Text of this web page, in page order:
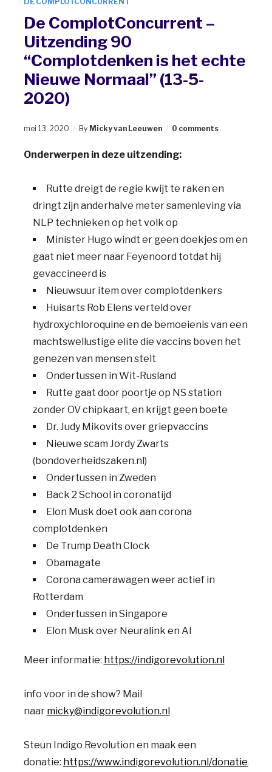
De ComplotConcurrent –
Uitzending 90
“Complotdenken is het echte
Nieuwe Normaal” (13-5-
2020)
mei 13, 2020 By Micky van Leeuwen 0 comments
Onderwerpen in deze uitzending:
Rutte dreigt de regie kwijt te raken en
dringt zijn anderhalve meter samenleving via
NLP technieken op het volk op
Minister Hugo windt er geen doekjes om en
gaat niet meer naar Feyenoord totdat hij
gevaccineerd is
Nieuwsuur item over complotdenkers
Huisarts Rob Elens verteld over
hydroxychloroquine en de bemoeienis van een
machtswellustige elite die vaccins boven het
genezen van mensen stelt
Ondertussen in Wit-Rusland
Rutte gaat door poortje op NS station
zonder OV chipkaart, en krijgt geen boete
Dr. Judy Mikovits over griepvaccins
Nieuwe scam Jordy Zwarts
(bondoverheidszaken.nl)
Ondertussen in Zweden
Back 2 School in coronatijd
Elon Musk doet ook aan corona
complotdenken
De Trump Death Clock
Obamagate
Corona camerawagen weer actief in
Rotterdam
Ondertussen in Singapore
Elon Musk over Neuralink en AI
Meer informatie: https://indigorevolution.nl
info voor in de show? Mail
naar micky@indigorevolution.nl
Steun Indigo Revolution en maak een
donatie: https://www.indigorevolution.nl/donaties/